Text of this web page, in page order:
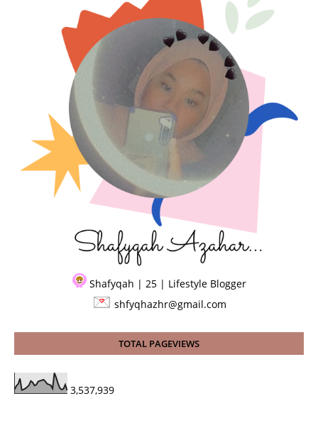
Shafyqah | 25 | Lifestyle Blogger
shfyqhazhr@gmail.com
TOTAL PAGEVIEWS
3,537,939